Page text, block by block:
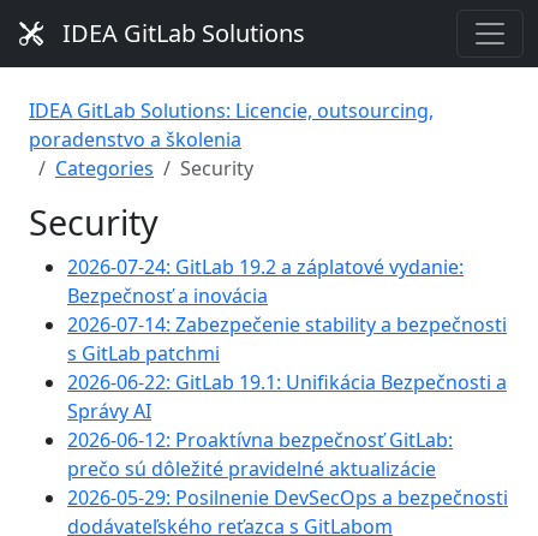
IDEA GitLab Solutions
IDEA GitLab Solutions: Licencie, outsourcing,
poradenstvo a školenia
Categories
Security
Security
2026-07-24: GitLab 19.2 a záplatové vydanie:
Bezpečnosť a inovácia
2026-07-14: Zabezpečenie stability a bezpečnosti
s GitLab patchmi
2026-06-22: GitLab 19.1: Unifikácia Bezpečnosti a
Správy AI
2026-06-12: Proaktívna bezpečnosť GitLab:
prečo sú dôležité pravidelné aktualizácie
2026-05-29: Posilnenie DevSecOps a bezpečnosti
dodávateľského reťazca s GitLabom